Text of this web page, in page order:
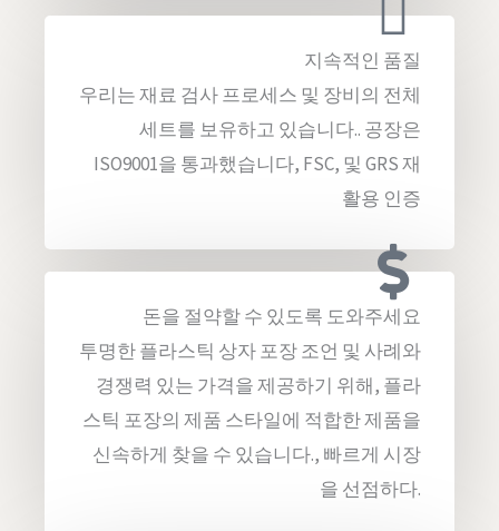
지속적인 품질
우리는 재료 검사 프로세스 및 장비의 전체
​​세트를 보유하고 있습니다.. 공장은
ISO9001을 통과했습니다, FSC, 및 GRS 재
활용 인증
돈을 절약할 수 있도록 도와주세요
투명한 플라스틱 상자 포장 조언 및 사례와
경쟁력 있는 가격을 제공하기 위해, 플라
스틱 포장의 제품 스타일에 적합한 제품을
신속하게 찾을 수 있습니다., 빠르게 시장
을 선점하다.